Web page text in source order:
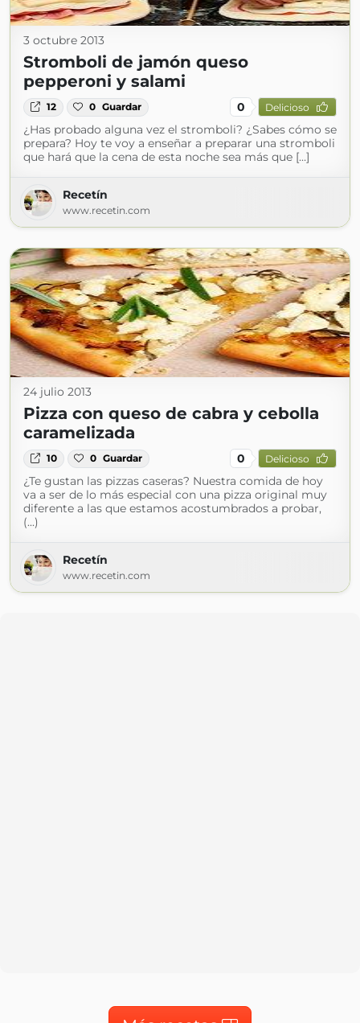
3 octubre 2013
Stromboli de jamón queso
pepperoni y salami
12 0 Guardar 0 Delicioso
¿Has probado alguna vez el stromboli? ¿Sabes cómo se
prepara? Hoy te voy a enseñar a preparar una stromboli
que hará que la cena de esta noche sea más que […]
Recetín
www.recetin.com
24 julio 2013
Pizza con queso de cabra y cebolla
caramelizada
10 0 Guardar 0 Delicioso
¿Te gustan las pizzas caseras? Nuestra comida de hoy
va a ser de lo más especial con una pizza original muy
diferente a las que estamos acostumbrados a probar,
(...)
Recetín
www.recetin.com